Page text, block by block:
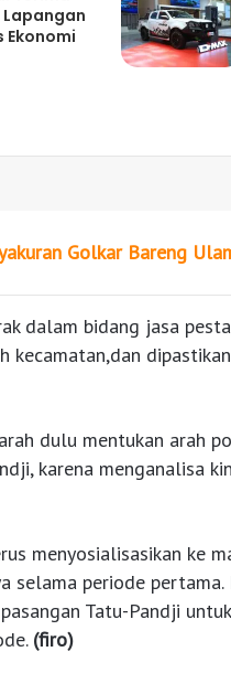
Ekonomi
Golkar Bareng
dalam bidang jasa
dulu mentukan arah
karena menganalisa
menyosialisasikan ke
selama periode pertama.
Tatu-Pandji
(firo)